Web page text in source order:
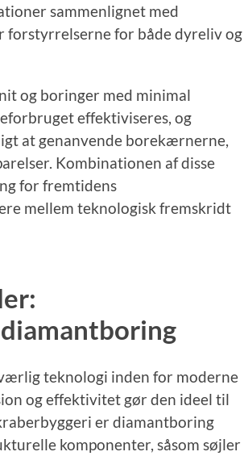
sammenlignet med
for både dyreliv og
og boringer med minimal
effektiviseres, og
at genanvende borekærnerne,
Kombinationen af disse
for fremtidens
mellem teknologisk fremskridt
teknologi inden for moderne
og effektivitet gør den ideel til
er diamantboring
komponenter, såsom søjler